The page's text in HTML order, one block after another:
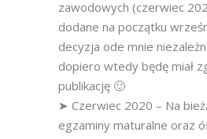
zawodowych (czerwiec
dodane na początku
decyzja ode mnie
dopiero wtedy będę miał
publikację 🙂
➤ Czerwiec 2020 – Na
egzaminy maturalne oraz